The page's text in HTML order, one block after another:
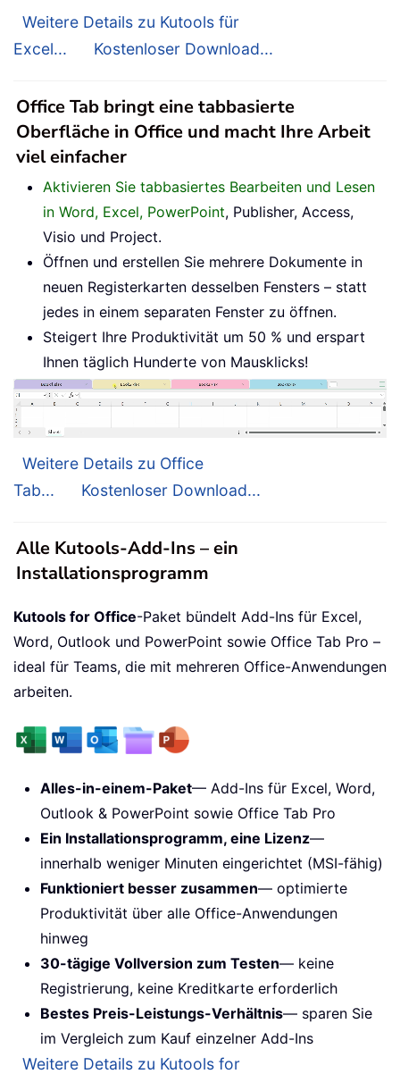
Weitere Details zu Kutools für
Excel...
Kostenloser Download...
Office Tab bringt eine tabbasierte
Oberfläche in Office und macht Ihre Arbeit
viel einfacher
Aktivieren Sie tabbasiertes Bearbeiten und Lesen
in Word, Excel, PowerPoint, Publisher, Access,
Visio und Project.
Öffnen und erstellen Sie mehrere Dokumente in
neuen Registerkarten desselben Fensters – statt
jedes in einem separaten Fenster zu öffnen.
Steigert Ihre Produktivität um 50 % und erspart
Ihnen täglich Hunderte von Mausklicks!
Weitere Details zu Office
Tab...
Kostenloser Download...
Alle Kutools-Add-Ins – ein
Installationsprogramm
Kutools for Office-Paket bündelt Add-Ins für Excel,
Word, Outlook und PowerPoint sowie Office Tab Pro –
ideal für Teams, die mit mehreren Office-Anwendungen
arbeiten.
Alles-in-einem-Paket— Add-Ins für Excel, Word,
Outlook & PowerPoint sowie Office Tab Pro
Ein Installationsprogramm, eine Lizenz—
innerhalb weniger Minuten eingerichtet (MSI-fähig)
Funktioniert besser zusammen— optimierte
Produktivität über alle Office-Anwendungen
hinweg
30-tägige Vollversion zum Testen— keine
Registrierung, keine Kreditkarte erforderlich
Bestes Preis-Leistungs-Verhältnis— sparen Sie
im Vergleich zum Kauf einzelner Add-Ins
Weitere Details zu Kutools for